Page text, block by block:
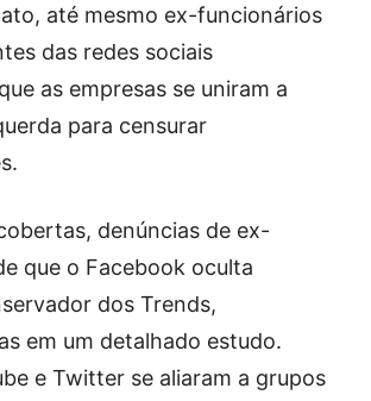
até mesmo ex-funcionários
das redes sociais
as empresas se uniram a
para censurar
denúncias de ex-
que o Facebook oculta
dos Trends,
em um detalhado estudo.
e Twitter se aliaram a grupos